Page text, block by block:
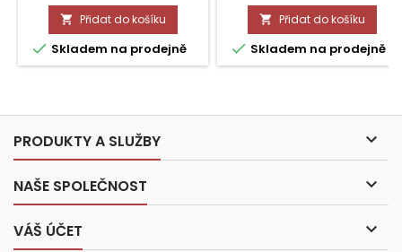
 Přidat do košíku
 Skladem na prodejně
 Přidat do košíku
 Skladem na prodejně
PRODUKTY A SLUŽBY 
NAŠE SPOLEČNOST 
VÁŠ ÚČET 